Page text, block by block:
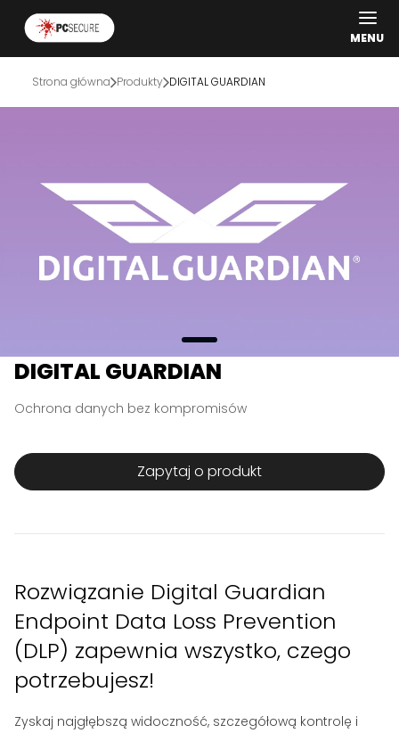
MENU
Strona główna Produkty DIGITAL GUARDIAN
DIGITAL GUARDIAN
Ochrona danych bez kompromisów
Zapytaj o produkt
Rozwiązanie Digital Guardian
Endpoint Data Loss Prevention
(DLP) zapewnia wszystko, czego
potrzebujesz!
Zyskaj najgłębszą widoczność, szczegółową kontrolę i